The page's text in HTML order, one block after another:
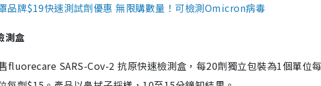
品牌$19快速測試劑優惠 無限購數量！可檢測Omicron病毒
測盒
fluorecare SARS-Cov-2 抗原快速檢測盒，每20劑獨立包裝為1個單位